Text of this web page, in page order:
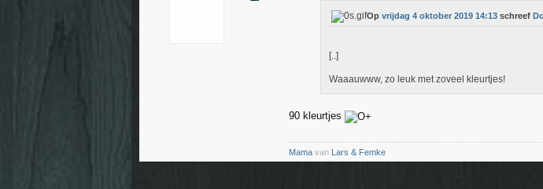
Op vrijdag 4 oktober 2019 14:13 schreef
[..]
Waaauwww, zo leuk met zoveel kleurtjes!
90 kleurtjes
Mama van Lars & Femke